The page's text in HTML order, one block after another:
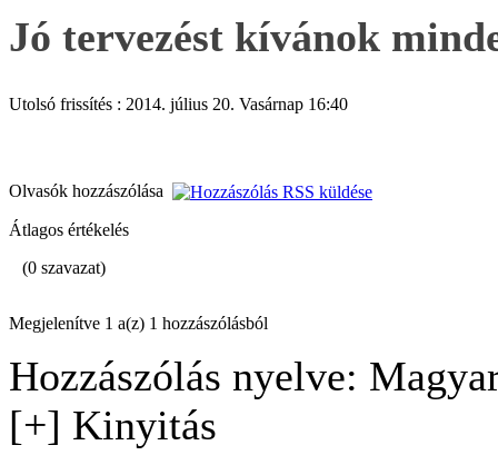
Jó tervezést kívánok
Utolsó frissítés : 2014. július 20. Vasárnap 16:40
Olvasók hozzászólása
Átlagos értékelés
(0 szavazat)
Megjelenítve 1 a(z) 1 hozzászólásból
Hozzászólás nyelve:
[+] Kinyitás